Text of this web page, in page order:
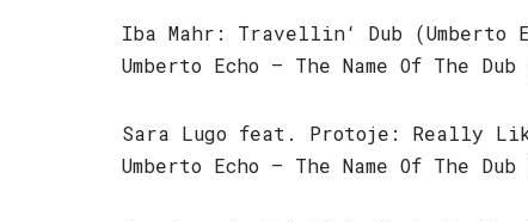
Iba Mahr: Travellin‘ Dub (Umberto
Umberto Echo – The Name Of The
Sara Lugo feat. Protoje: Really Like
Umberto Echo – The Name Of The